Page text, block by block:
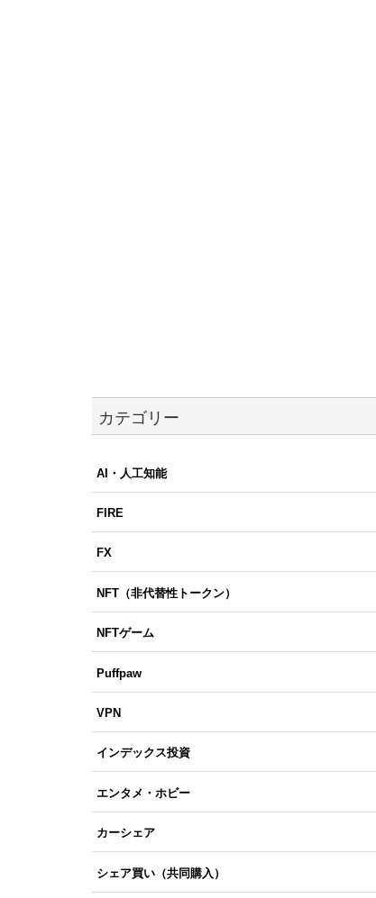
カテゴリー
AI・人工知能
FIRE
FX
NFT（非代替性トークン）
NFTゲーム
Puffpaw
VPN
インデックス投資
エンタメ・ホビー
カーシェア
シェア買い（共同購入）